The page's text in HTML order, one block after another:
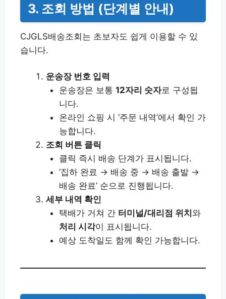
3. 조회 방법 (단계별 안내)
CJGLS배송조회는 초보자도 쉽게 이용할 수 있
습니다.
운송장 번호 입력
운송장은 보통 12자리 숫자로 구성됩
니다.
온라인 쇼핑 시 ‘주문 내역’에서 확인 가
능합니다.
조회 버튼 클릭
클릭 즉시 배송 단계가 표시됩니다.
‘집하 완료 → 배송 중 → 배송 출발 →
배송 완료’ 순으로 진행됩니다.
세부 내역 확인
택배가 거쳐 간 터미널/대리점 위치와
처리 시각이 표시됩니다.
예상 도착일도 함께 확인 가능합니다.